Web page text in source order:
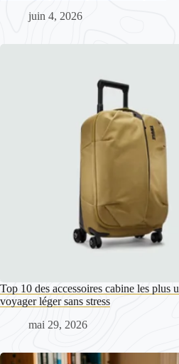
juin 4, 2026
Top 10 des accessoires cabine les plus
voyager léger sans stress
mai 29, 2026